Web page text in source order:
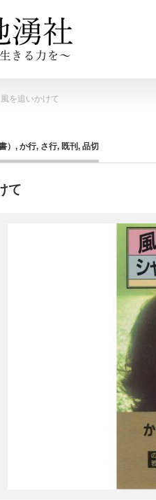
風を追いかけて
） , か行, さ行, 既刊 , 品切
て